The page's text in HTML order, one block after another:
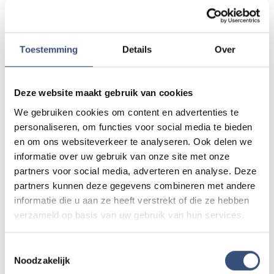
Toestemming Details Over
Deze website maakt gebruik van cookies
We gebruiken cookies om content en advertenties te
personaliseren, om functies voor social media te bieden
en om ons websiteverkeer te analyseren. Ook delen we
informatie over uw gebruik van onze site met onze
partners voor social media, adverteren en analyse. Deze
partners kunnen deze gegevens combineren met andere
informatie die u aan ze heeft verstrekt of die ze hebben
verzameld op basis van uw gebruik van hun services.
Noodzakelijk
Mail naar redactie@omroeparchipel.nl
💬 WhatsApp 0187-609512
Foutje gezien of twijfel over een advertentie?
Zie je een fout in dit artikel, werkt iets niet goed of kom je een
advertentie tegen die niet klopt? Laat het ons weten via
redactie@omroeparchipel.nl . We kijken er graag naar.
Andere events